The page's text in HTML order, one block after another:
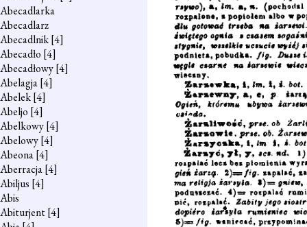
Abecadlarka
Abecadlarz
Abecadlnik[4]
Abecadło [4]
Abecadłowy[4]
Abelagja[4]
Abelek[4]
Abeljo [4]
Abelkowy[4]
Abelowy[4]
Abeona[4]
Aberracja[4]
Abiljus [4]
Abis
Abiturjent[4]